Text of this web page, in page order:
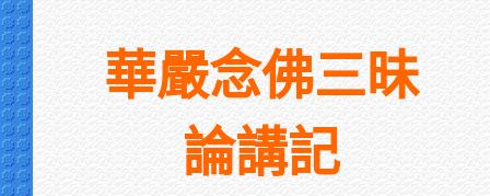
華嚴念佛三昧
論講記